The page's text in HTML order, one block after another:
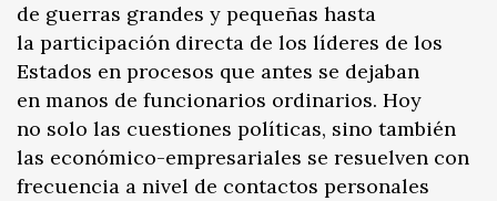
de guerras grandes y pequeñas hasta
la participación directa de los líderes de los
Estados en procesos que antes se dejaban
en manos de funcionarios ordinarios. Hoy
no solo las cuestiones políticas, sino también
las económico-empresariales se resuelven con
frecuencia a nivel de contactos personales